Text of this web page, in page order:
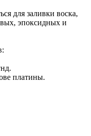
для заливки воска,
эпоксидных и
платины.